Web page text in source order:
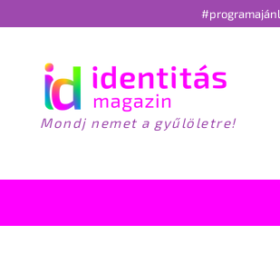
Mondj nemet a gyűlöletre!